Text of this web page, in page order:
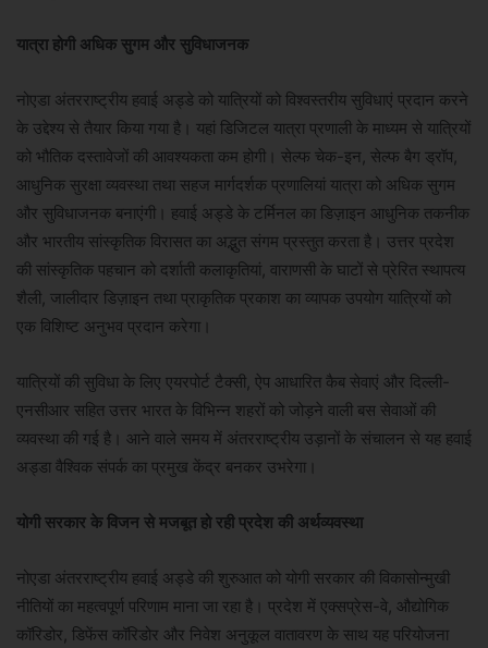
यात्रा होगी अधिक सुगम और सुविधाजनक
नोएडा अंतरराष्ट्रीय हवाई अड्डे को यात्रियों को विश्वस्तरीय सुविधाएं प्रदान करने
के उद्देश्य से तैयार किया गया है। यहां डिजिटल यात्रा प्रणाली के माध्यम से यात्रियों
को भौतिक दस्तावेजों की आवश्यकता कम होगी। सेल्फ चेक-इन, सेल्फ बैग ड्रॉप,
आधुनिक सुरक्षा व्यवस्था तथा सहज मार्गदर्शक प्रणालियां यात्रा को अधिक सुगम
और सुविधाजनक बनाएंगी। हवाई अड्डे के टर्मिनल का डिज़ाइन आधुनिक तकनीक
और भारतीय सांस्कृतिक विरासत का अद्भुत संगम प्रस्तुत करता है। उत्तर प्रदेश
की सांस्कृतिक पहचान को दर्शाती कलाकृतियां, वाराणसी के घाटों से प्रेरित स्थापत्य
शैली, जालीदार डिज़ाइन तथा प्राकृतिक प्रकाश का व्यापक उपयोग यात्रियों को
एक विशिष्ट अनुभव प्रदान करेगा।
यात्रियों की सुविधा के लिए एयरपोर्ट टैक्सी, ऐप आधारित कैब सेवाएं और दिल्ली-
एनसीआर सहित उत्तर भारत के विभिन्न शहरों को जोड़ने वाली बस सेवाओं की
व्यवस्था की गई है। आने वाले समय में अंतरराष्ट्रीय उड़ानों के संचालन से यह हवाई
अड्डा वैश्विक संपर्क का प्रमुख केंद्र बनकर उभरेगा।
योगी सरकार के विजन से मजबूत हो रही प्रदेश की अर्थव्यवस्था
नोएडा अंतरराष्ट्रीय हवाई अड्डे की शुरुआत को योगी सरकार की विकासोन्मुखी
नीतियों का महत्वपूर्ण परिणाम माना जा रहा है। प्रदेश में एक्सप्रेस-वे, औद्योगिक
कॉरिडोर, डिफेंस कॉरिडोर और निवेश अनुकूल वातावरण के साथ यह परियोजना